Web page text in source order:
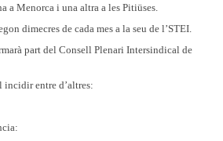
a Menorca i una altra a les Pitiüses.
dimecres de cada mes a la seu de l’STEI.
part del Consell Plenari Intersindical de
incidir entre d’altres: